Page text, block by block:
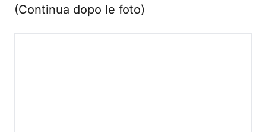
(Continua dopo le foto)